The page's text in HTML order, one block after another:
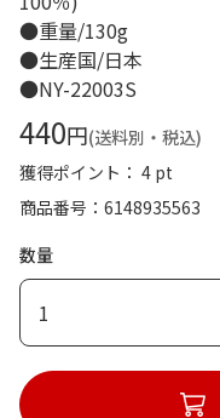
●重量/130g
●生産国/日本
●NY-22003S
440円(送料別・税込)
獲得ポイント： 4 pt
商品番号
6148935563
数量
1